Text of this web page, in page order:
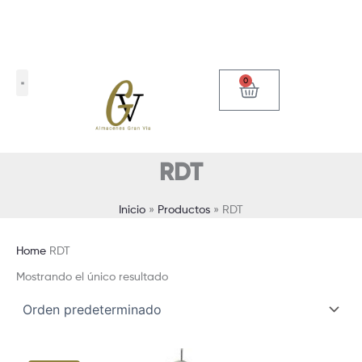
0
Carrito
RDT
Inicio Productos RDT
Home RDT
Mostrando el único resultado
El